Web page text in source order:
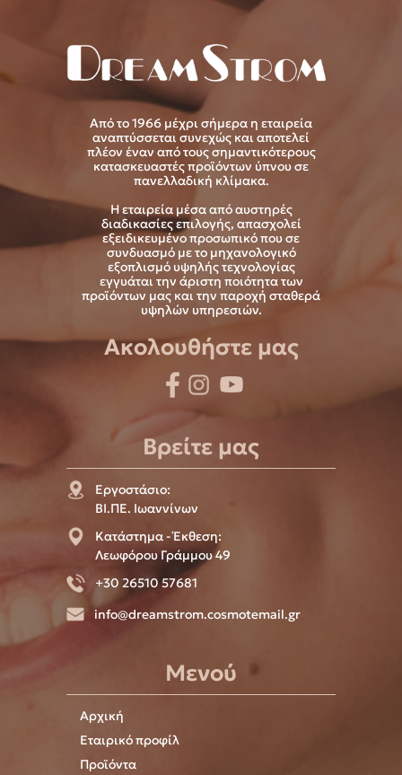
Από το 1966 μέχρι σήμερα η εταιρεία
αναπτύσσεται συνεχώς και αποτελεί
πλέον έναν από τους σημαντικότερους
κατασκευαστές προϊόντων ύπνου σε
πανελλαδική κλίμακα.
Η εταιρεία μέσα από αυστηρές
διαδικασίες επιλογής, απασχολεί
εξειδικευμένο προσωπικό που σε
συνδυασμό με το μηχανολογικό
εξοπλισμό υψηλής τεχνολογίας
εγγυάται την άριστη ποιότητα των
προϊόντων μας και την παροχή σταθερά
υψηλών υπηρεσιών.
Ακολουθήστε μας
Βρείτε μας
Εργοστάσιο:
ΒΙ.ΠΕ. Ιωαννίνων
Κατάστημα - Έκθεση:
Λεωφόρου Γράμμου 49
+30 26510 57681
info@dreamstrom.cosmotemail.gr
Μενού
Αρχική
Εταιρικό προφίλ
Προϊόντα